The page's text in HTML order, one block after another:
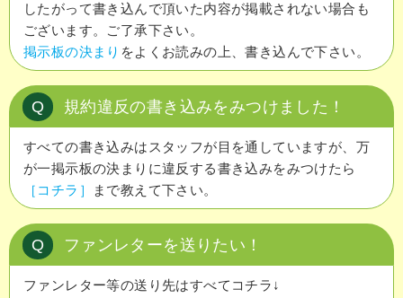
したがって書き込んで頂いた内容が掲載されない場合も
ございます。ご了承下さい。
掲示板の決まり をよくお読みの上、書き込んで下さい。
Q 規約違反の書き込みをみつけました！
すべての書き込みはスタッフが目を通していますが、万
が一掲示板の決まりに違反する書き込みをみつけたら
［コチラ］
まで教えて下さい。
Q ファンレターを送りたい！
ファンレター等の送り先はすべてコチラ↓